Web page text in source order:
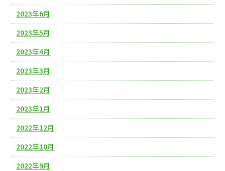
2023年6月
2023年5月
2023年4月
2023年3月
2023年2月
2023年1月
2022年12月
2022年10月
2022年9月